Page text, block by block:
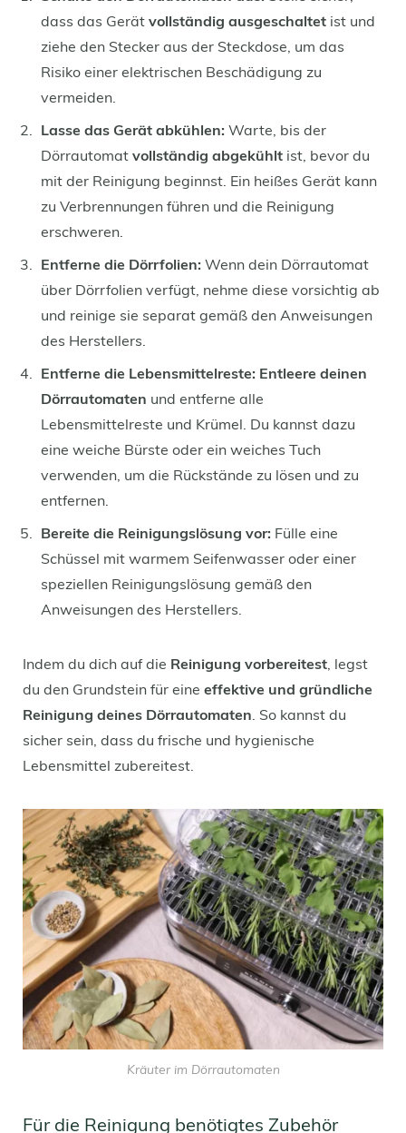
dass das Gerät vollständig ausgeschaltet ist und
ziehe den Stecker aus der Steckdose, um das
Risiko einer elektrischen Beschädigung zu
vermeiden.
Lasse das Gerät abkühlen: Warte, bis der
Dörrautomat vollständig abgekühlt ist, bevor du
mit der Reinigung beginnst. Ein heißes Gerät kann
zu Verbrennungen führen und die Reinigung
erschweren.
Entferne die Dörrfolien: Wenn dein Dörrautomat
über Dörrfolien verfügt, nehme diese vorsichtig ab
und reinige sie separat gemäß den Anweisungen
des Herstellers.
Entferne die Lebensmittelreste: Entleere deinen
Dörrautomaten und entferne alle
Lebensmittelreste und Krümel. Du kannst dazu
eine weiche Bürste oder ein weiches Tuch
verwenden, um die Rückstände zu lösen und zu
entfernen.
Bereite die Reinigungslösung vor: Fülle eine
Schüssel mit warmem Seifenwasser oder einer
speziellen Reinigungslösung gemäß den
Anweisungen des Herstellers.
Indem du dich auf die Reinigung vorbereitest, legst
du den Grundstein für eine effektive und gründliche
Reinigung deines Dörrautomaten. So kannst du
sicher sein, dass du frische und hygienische
Lebensmittel zubereitest.
Kräuter im Dörrautomaten
Für die Reinigung benötigtes Zubehör